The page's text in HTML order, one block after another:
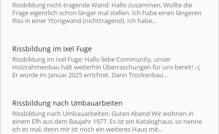
Rissbildung nicht-tragende Wand: Hallo zusammen, Wollte die
Frage eigentlich schon länger mal stellen. Ich habe einen längeren
Riss in einer Ytongwand (nichttragend). Ich habe...
Rissbildung im Ixel Fuge
Rissbildung im Ixel Fuge: Hallo liebe Community, unser
Holzrahmenbau hält weiterhin Überraschungen für uns bereit! ;-(
Er wurde im Januar 2025 errichtet. Dann Trockenbau...
Rissbildung nach Umbauarbeiten
Rissbildung nach Umbauarbeiten: Guten Abend Wir wohnen in
einem Efh aus dem Baujahr 1977. Es ist ein Kataloghaus, so nenne
ich es mal, denn mir ist noch ein weiteres Haus mit...